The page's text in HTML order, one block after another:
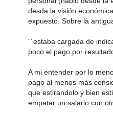
desda la visión
expuesto. Sobre la
´´estaba cargada de
poco el pago por
A mi entender por lo
pago al menos más
que estirandolo y bien
empatar un salario con